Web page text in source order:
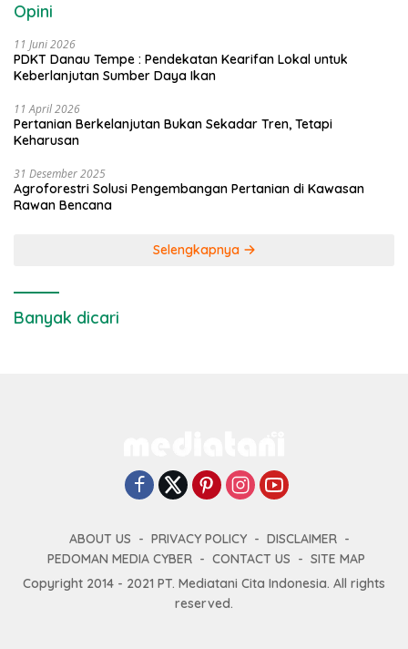
Opini
11 Juni 2026
PDKT Danau Tempe : Pendekatan Kearifan Lokal untuk
Keberlanjutan Sumber Daya Ikan
11 April 2026
Pertanian Berkelanjutan Bukan Sekadar Tren, Tetapi
Keharusan
31 Desember 2025
Agroforestri Solusi Pengembangan Pertanian di Kawasan
Rawan Bencana
Selengkapnya
Banyak dicari
ABOUT US PRIVACY POLICY
DISCLAIMER
PEDOMAN MEDIA CYBER
CONTACT US
SITE MAP
Copyright 2014 - 2021 PT. Mediatani Cita Indonesia. All rights
reserved.